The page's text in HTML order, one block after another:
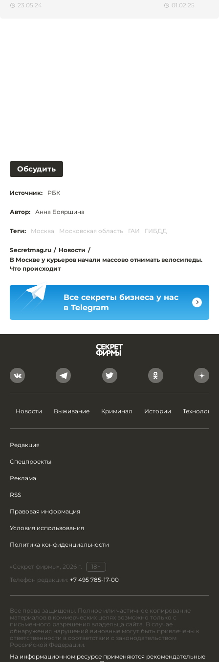
23.05.24 01.02.25
Обсудить
Источник: РБК
Автор: Анна Бояршина
Теги: Москва Московская область ГАИ ГИБДД
Secretmag.ru / Новости /
В Москве у курьеров начали массово отнимать велосипеды.
Что происходит
Все секреты бизнеса у нас
в Telegram
Новости Выживание Криминал Истории Технологии
Редакция
Спецпроекты
Реклама
RSS
Правовая информация
Условия использования
Политика конфиденциальности
«Секрет фирмы», 2026 г.
18+
Телефон редакции: +7 495 785-17-00
Все права защищены. Полное или частичное копирование
материалов в коммерческих целях возможно только с
письменного разрешения владельца сайта. В случае
обнаружения нарушений виновные могут быть привлечены к
ответственности в соответствии с законодательством
Российской Федерации.
На информационном ресурсе применяются рекомендательные